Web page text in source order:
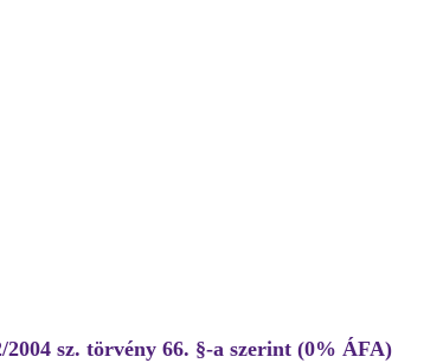
2004 sz. törvény 66. §-a szerint (0% ÁFA)